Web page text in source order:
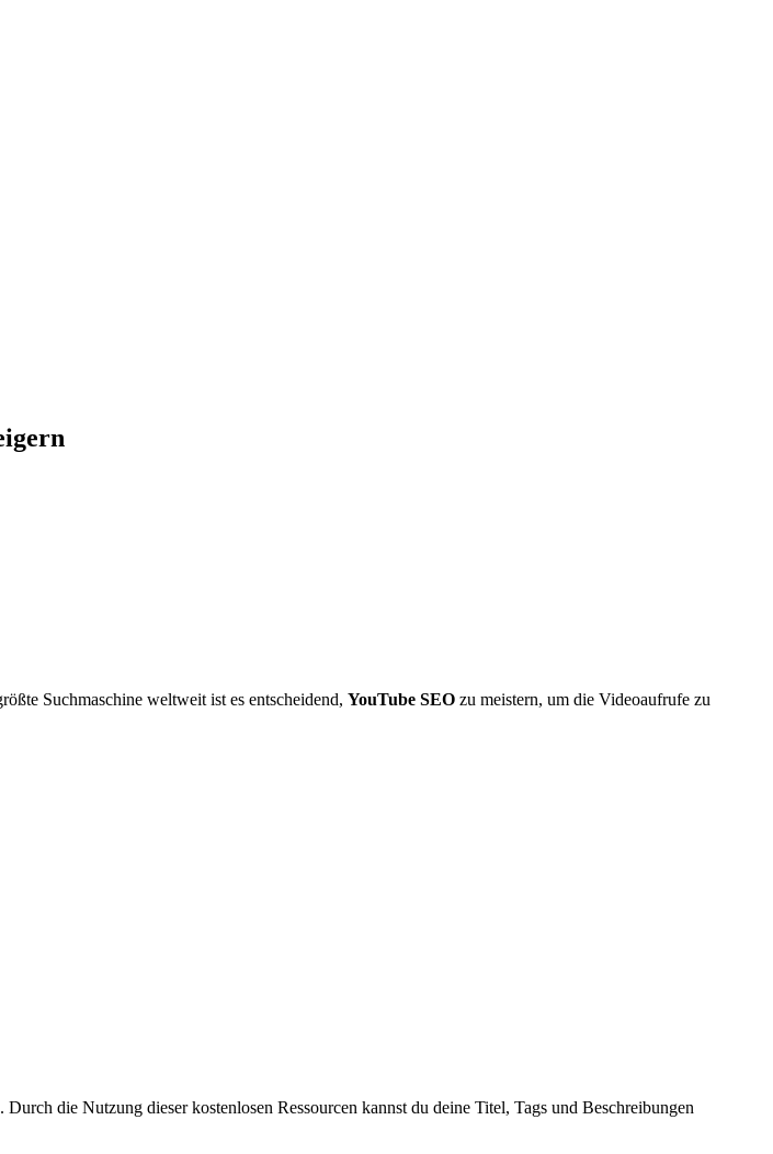
Suchmaschine weltweit ist es entscheidend, YouTube SEO zu meistern, um die Videoaufrufe zu
die Nutzung dieser kostenlosen Ressourcen kannst du deine Titel, Tags und Beschreibungen